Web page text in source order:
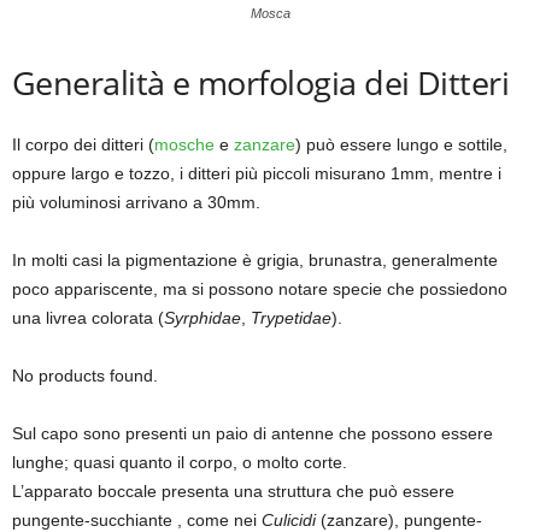
Mosca
Generalità e morfologia dei Ditteri
Il corpo dei ditteri (mosche e zanzare) può essere lungo e sottile,
oppure largo e tozzo, i ditteri più piccoli misurano 1mm, mentre i
più voluminosi arrivano a 30mm.
In molti casi la pigmentazione è grigia, brunastra, generalmente
poco appariscente, ma si possono notare specie che possiedono
una livrea colorata (Syrphidae, Trypetidae).
No products found.
Sul capo sono presenti un paio di antenne che possono essere
lunghe; quasi quanto il corpo, o molto corte.
L’apparato boccale presenta una struttura che può essere
pungente-succhiante , come nei Culicidi(zanzare), pungente-